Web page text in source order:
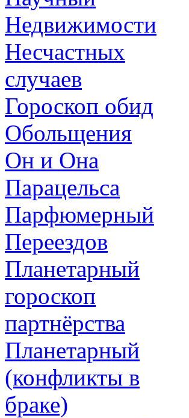
Недвижимости
Несчастных
случаев
Гороскоп обид
Обольщения
Он и Она
Парацельса
Парфюмерный
Переездов
Планетарный
гороскоп
партнёрства
Планетарный
(конфликты в
браке)